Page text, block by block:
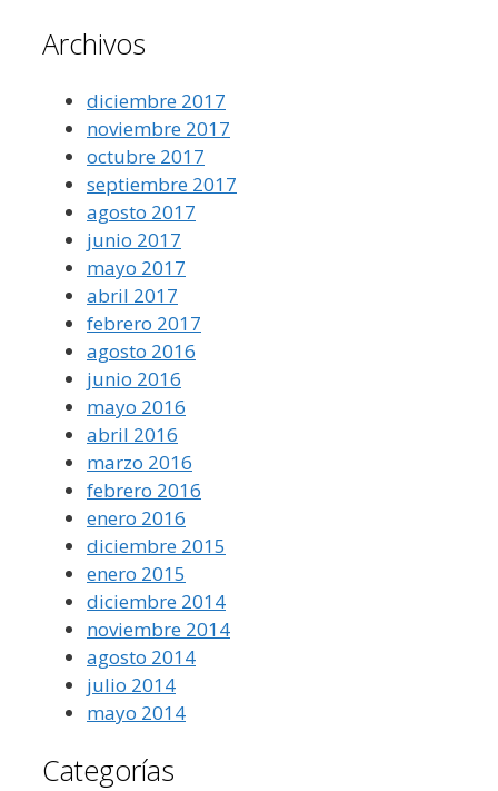
Archivos
diciembre 2017
noviembre 2017
octubre 2017
septiembre 2017
agosto 2017
junio 2017
mayo 2017
abril 2017
febrero 2017
agosto 2016
junio 2016
mayo 2016
abril 2016
marzo 2016
febrero 2016
enero 2016
diciembre 2015
enero 2015
diciembre 2014
noviembre 2014
agosto 2014
julio 2014
mayo 2014
Categorías